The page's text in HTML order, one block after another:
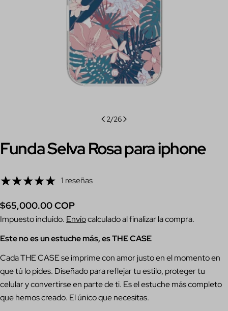
2/26
Funda Selva Rosa para iphone
1 reseñas
Precio
regular
$65,000.00 COP
Impuesto incluido. Envíocalculado al finalizar la compra.
Este no es un estuche más, es THE CASE
Cada THE CASE se imprime con amor justo en el momento en
que tú lo pides. Diseñado para reflejar tu estilo, proteger tu
celular y convertirse en parte de ti. Es el estuche más completo
que hemos creado. El único que necesitas.